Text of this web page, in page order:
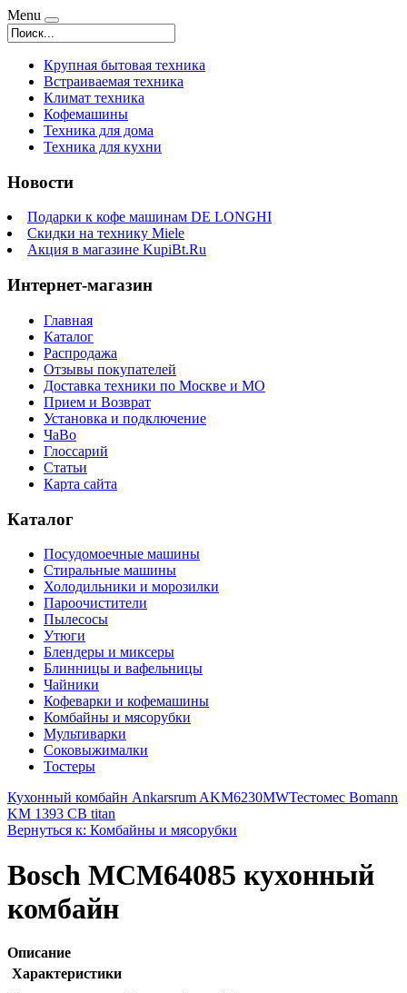
Menu
Крупная бытовая техника
Встраиваемая техника
Климат техника
Кофемашины
Техника для дома
Техника для кухни
Новости
Подарки к кофе машинам DE LONGHI
Скидки на технику Miele
Акция в магазине KupiBt.Ru
Интернет-магазин
Главная
Каталог
Распродажа
Отзывы покупателей
Доставка техники по Москве и МО
Прием и Возврат
Установка и подключение
ЧаВо
Глоссарий
Статьи
Карта сайта
Каталог
Посудомоечные машины
Стиральные машины
Холодильники и морозилки
Пароочистители
Пылесосы
Утюги
Блендеры и миксеры
Блинницы и вафельницы
Чайники
Кофеварки и кофемашины
Комбайны и мясорубки
Мультиварки
Соковыжималки
Тостеры
Кухонный комбайн Ankarsrum AKM6230MWТестомес Bomann
KM 1393 CB titan
Вернуться к: Комбайны и мясорубки
Bosch MCM64085 кухонный
комбайн
Описание
Характеристики